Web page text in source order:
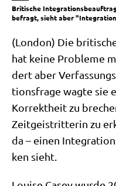
Britische
befragt, sieht aber
(Lon­don) Die
hat kei­ne Pro­ble­me
dert aber
ti­ons­fra­ge wag­te sie
Kor­rekt­heit zu
Zeit­geist­rit­te­rin zu
da – einen
ken sieht.